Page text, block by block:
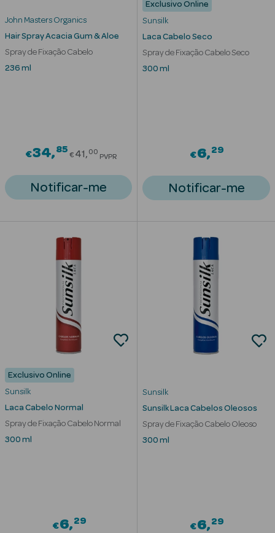
Banho
Desodorizantes
Refirmantes
Solares
Bronzeadores
Cuidados de
Mãos
Coffrets
Ver Tudo
John Masters Organics
Hair Spray Acacia Gum & Aloe
Spray de Fixação Cabelo
236 ml
€34 85Price reduced from
€ 41 00
PVPR
Notificar-me
Exclusivo Online
Sunsilk
Laca Cabelo Seco
Spray de Fixação Cabelo Seco
300 ml
€6 29
Notificar-me
Exclusivo Online
Sunsilk
Laca Cabelo Normal
Spray de Fixação Cabelo Normal
300 ml
€6 29
Sunsilk
Sunsilk Laca Cabelos Oleosos
Spray de Fixação Cabelo Oleoso
300 ml
€6 29